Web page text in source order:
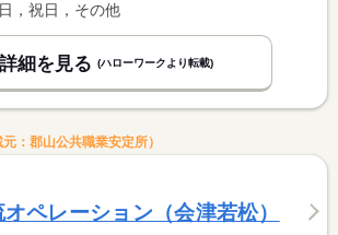
，祝日，その他
細を見る (ハローワークより転載)
：郡山公共職業安定所）
ペレーション（会津若松）